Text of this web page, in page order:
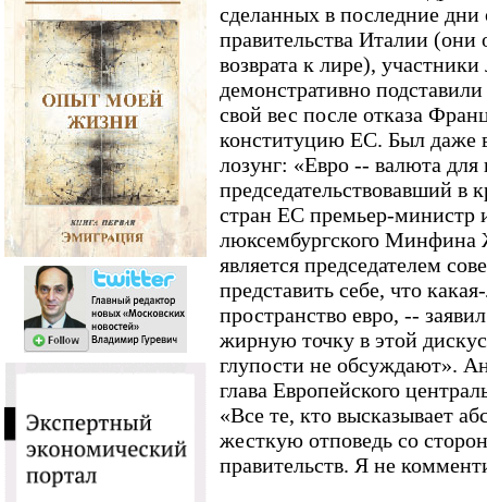
сделанных в последние
правительства Италии
возврата к лире),
демонстративно
свой вес после отказа
конституцию ЕС. Был даже
лозунг: «Евро -- валюта для
председательствовавший в
стран ЕС премьер-министр
люксембургского
является председателем
представить себе, что
пространство евро, --
жирную точку в этой
глупости не обсуждают».
глава Европейского
«Все те, кто высказывает
жесткую отповедь со
правительств. Я не